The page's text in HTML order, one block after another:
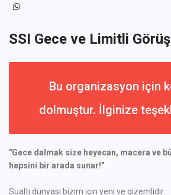
SSI Gece ve Limitli Görüş
Bu organizasyon için
dolmuştur. İlginize
"Gece dalmak size heyecan, macera ve
hepsini bir arada sunar!"
Sualtı dünyası bizim için yeni ve gizemlidir.